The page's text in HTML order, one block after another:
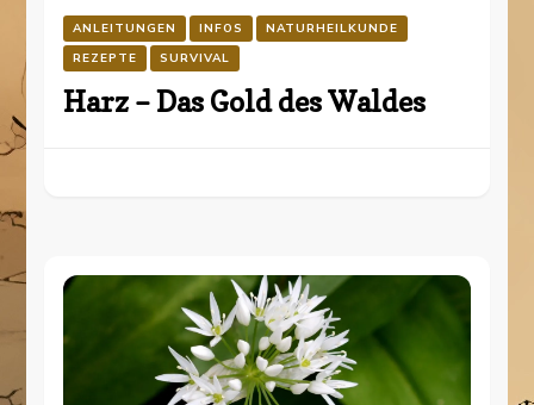
ANLEITUNGEN INFOS
NATURHEILKUNDE
REZEPTE
SURVIVAL
Harz – Das Gold des Waldes